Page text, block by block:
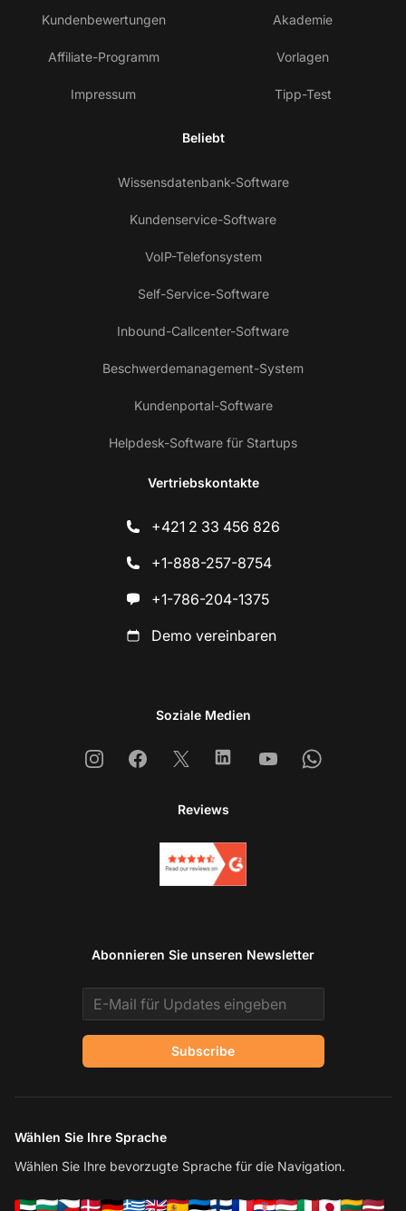
Kundenbewertungen
Affiliate-Programm
Impressum
Akademie
Vorlagen
Tipp-Test
Beliebt
Wissensdatenbank-Software
Kundenservice-Software
VoIP-Telefonsystem
Self-Service-Software
Inbound-Callcenter-Software
Beschwerdemanagement-System
Kundenportal-Software
Helpdesk-Software für Startups
Vertriebskontakte
+421 2 33 456 826
+1-888-257-8754
+1-786-204-1375
Demo vereinbaren
Soziale Medien
InstagramFacebook
X LinkedinYoutubeWhatsapp
Reviews
Abonnieren Sie unseren Newsletter
Email address
Subscribe
Wählen Sie Ihre Sprache
Wählen Sie Ihre bevorzugte Sprache für die Navigation.